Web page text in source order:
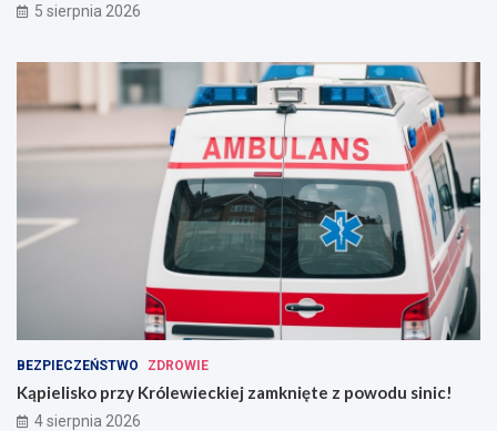
5 sierpnia 2026
BEZPIECZEŃSTWO ZDROWIE
Kąpielisko przy Królewieckiej zamknięte z powodu sinic!
4 sierpnia 2026